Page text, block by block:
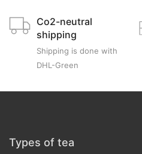
Co2-neutral
shipping
Shipping is done with
DHL-Green
Types of tea